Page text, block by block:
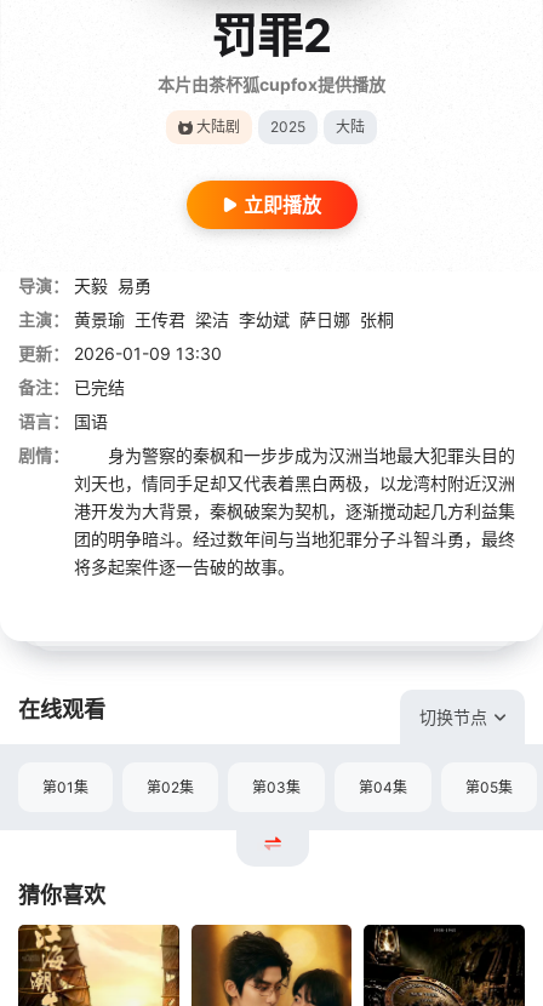
罚罪2
本片由茶杯狐cupfox提供播放
大陆剧 2025 大陆
立即播放
导演： 天毅 易勇
主演：
黄景瑜 王传君 梁洁 李幼斌 萨日娜 张桐
更新：
2026-01-09 13:30
备注：
已完结
语言：
国语
剧情：
身为警察的秦枫和一步步成为汉洲当地最大犯罪头目的
刘天也，情同手足却又代表着黑白两极，以龙湾村附近汉洲
港开发为大背景，秦枫破案为契机，逐渐搅动起几方利益集
团的明争暗斗。经过数年间与当地犯罪分子斗智斗勇，最终
将多起案件逐一告破的故事。
在线观看 切换节点
第01集 第02集 第03集 第04集 第05集
猜你喜欢